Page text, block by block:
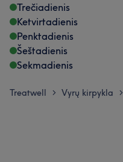
Trečiadienis
Ketvirtadienis
Penktadienis
Šeštadienis
Sekmadienis
Treatwell > Vyrų kirpykla >